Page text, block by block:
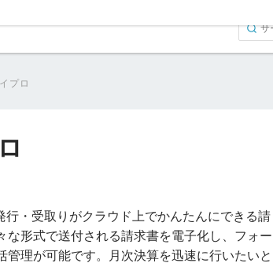
プロ
行・受取りがクラウド上でかんたんにできる請
な形式で送付される請求書を電子化し、フォー
管理が可能です。月次決算を迅速に行いたいと